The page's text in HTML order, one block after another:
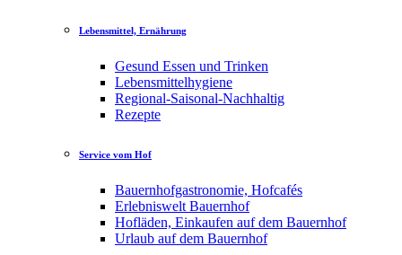
Lebensmittel, Ernährung
Gesund Essen und Trinken
Lebensmittelhygiene
Regional-Saisonal-Nachhaltig
Rezepte
Service vom Hof
Bauernhofgastronomie, Hofcafés
Erlebniswelt Bauernhof
Hofläden, Einkaufen auf dem Bauernhof
Urlaub auf dem Bauernhof